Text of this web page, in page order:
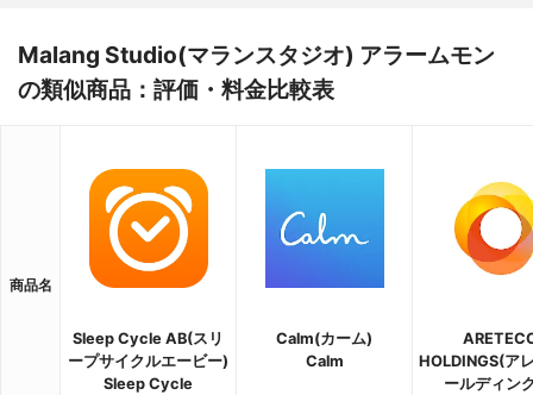
Malang Studio(マランスタジオ) アラームモン
の類似商品：評価・料金比較表
商品名
Sleep Cycle AB(スリ
ープサイクルエービー)
Sleep Cycle
Calm(カーム)
Calm
HOLDINGS(ア
ールディン